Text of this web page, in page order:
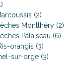
(2)
Montlhéry (2)
Palaiseau (6)
orangis (3)
sur-orge (3)